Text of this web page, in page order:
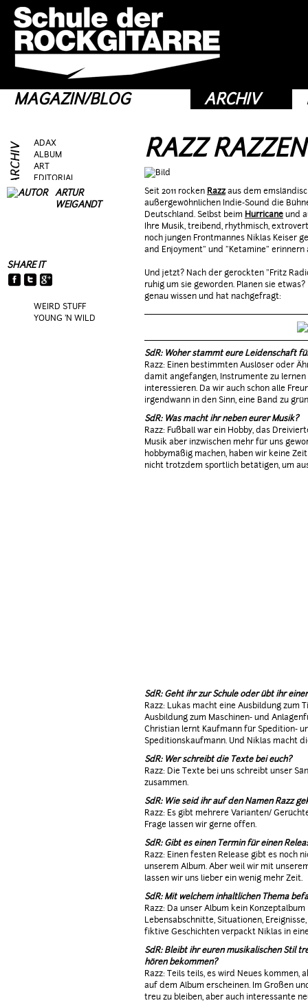
MAGAZIN/BLOG ARCHIV
ADAX
ALBUM
ART
EDITORIAL
FRAG AS
MOVIE
RIFFS
TALK
WEIRD STUFF
YOUNG 'N WILD
RAZZ
ARTUR
WEIGANDT
SHARE IT
Seit 2011 rocken Razzaus dem
außergewöhnlichen Indie-Sound die
Deutschland. Selbst beim Hurricaneund
Ihre Musik, treibend, rhythmisch,
noch jungen Frontmannes Niklas Keiser
and Enjoyment" und "Ketamine" erinnern
Und jetzt? Nach der gerockten "Fritz
ruhig um sie geworden. Planen sie
genau wissen und hat nachgefragt:
SdR: Woher stammt eure Leidenschaft
Razz: Einen bestimmten Auslöser oder
damit angefangen, Instrumente zu
interessieren. Da wir auch schon alle
irgendwann in den Sinn, eine Band zu
SdR: Was macht ihr neben eurer Musik?
Razz: Fußball war ein Hobby, das
Musik aber inzwischen mehr für uns
hobbymäßig machen, haben wir keine
nicht trotzdem sportlich betätigen, um
SdR: Geht ihr zur Schule oder übt ihr
Razz: Lukas macht eine Ausbildung zum
Ausbildung zum Maschinen- und
Christian lernt Kaufmann für Spedition-
Speditionskaufmann. Und Niklas macht
SdR: Wer schreibt die Texte bei euch?
Razz: Die Texte bei uns schreibt unser
zusammen.
SdR: Wie seid ihr auf den Namen Razz
Razz: Es gibt mehrere Varianten/
Frage lassen wir gerne offen.
SdR: Gibt es einen Termin für einen
Razz: Einen festen Release gibt es noch
unserem Album. Aber weil wir mit
lassen wir uns lieber ein wenig mehr Zeit.
SdR: Mit welchem inhaltlichen Thema
Razz: Da unser Album kein
Lebensabschnitte, Situationen,
fiktive Geschichten verpackt Niklas in
SdR: Bleibt ihr euren musikalischen Stil
hören bekommen?
Razz: Teils teils, es wird Neues kommen,
auf dem Album erscheinen. Im Großen
treu zu bleiben, aber auch interessante